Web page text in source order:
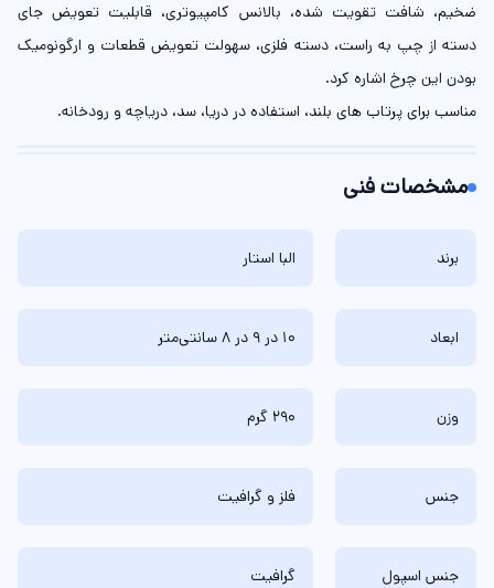
ضخیم، شافت تقویت شده، بالانس کامپیوتری، قابلیت تعویض جای
دسته از چپ به راست، دسته فلزی، سهولت تعویض قطعات و ارگونومیک
بودن این چرخ اشاره کرد.
مناسب برای پرتاب های بلند، استفاده در دریا، سد، دریاچه و رودخانه.‌‌
مشخصات فنی
برند البا استار
ابعاد 10 در 9 در 8 سانتی‌متر
وزن 290 گرم
جنس فلز و گرافیت
جنس اسپول گرافیت